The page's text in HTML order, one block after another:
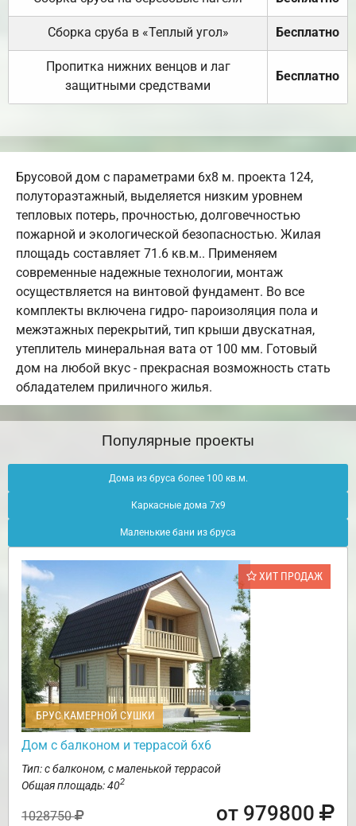
Сборка сруба в «Теплый угол» Бесплатно
Пропитка нижних венцов и лаг
защитными средствами
Бесплатно
Брусовой дом с параметрами 6х8 м. проекта 124,
полутораэтажный, выделяется низким уровнем
тепловых потерь, прочностью, долговечностью
пожарной и экологической безопасностью. Жилая
площадь составляет 71.6 кв.м.. Применяем
современные надежные технологии, монтаж
осуществляется на винтовой фундамент. Во все
комплекты включена гидро- пароизоляция пола и
межэтажных перекрытий, тип крыши двускатная,
утеплитель минеральная вата от 100 мм. Готовый
дом на любой вкус - прекрасная возможность стать
обладателем приличного жилья.
Популярные проекты
Дома из бруса более 100 кв.м.
Каркасные дома 7х9
Маленькие бани из бруса
ХИТ ПРОДАЖ
БРУС КАМЕРНОЙ СУШКИ
Дом с балконом и террасой 6х6
Тип: с балконом, с маленькой террасой
Общая площадь: 402
1028750 от 979800